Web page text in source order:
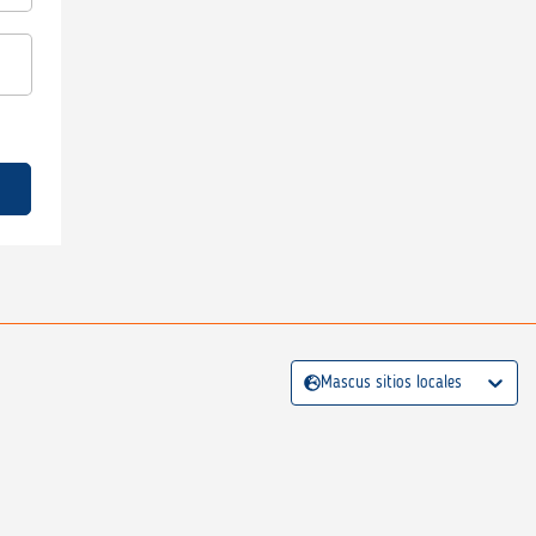
Mascus sitios locales